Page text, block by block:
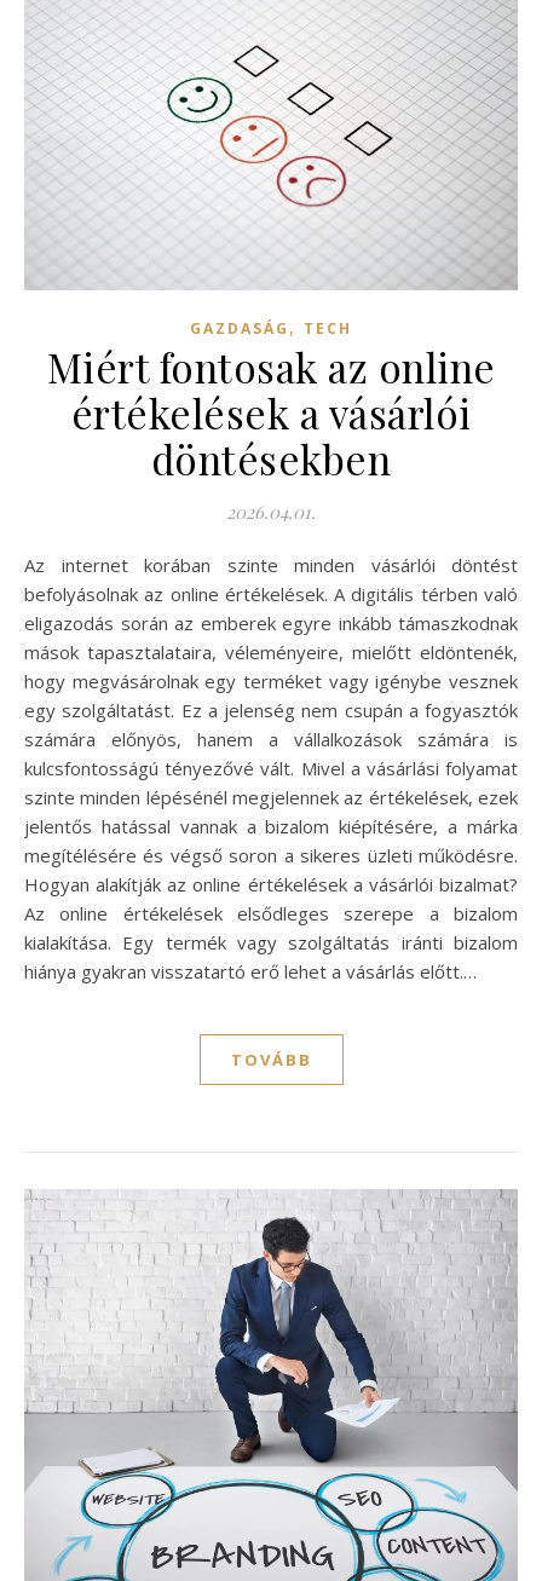
GAZDASÁG , TECH
Miért fontosak az online
értékelések a vásárlói
döntésekben
2026.04.01.
Az internet korában szinte minden vásárlói döntést
befolyásolnak az online értékelések. A digitális térben való
eligazodás során az emberek egyre inkább támaszkodnak
mások tapasztalataira, véleményeire, mielőtt eldöntenék,
hogy megvásárolnak egy terméket vagy igénybe vesznek
egy szolgáltatást. Ez a jelenség nem csupán a fogyasztók
számára előnyös, hanem a vállalkozások számára is
kulcsfontosságú tényezővé vált. Mivel a vásárlási folyamat
szinte minden lépésénél megjelennek az értékelések, ezek
jelentős hatással vannak a bizalom kiépítésére, a márka
megítélésére és végső soron a sikeres üzleti működésre.
Hogyan alakítják az online értékelések a vásárlói bizalmat?
Az online értékelések elsődleges szerepe a bizalom
kialakítása. Egy termék vagy szolgáltatás iránti bizalom
hiánya gyakran visszatartó erő lehet a vásárlás előtt.…
TOVÁBB